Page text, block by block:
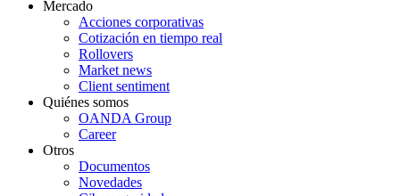
Mercado
Acciones corporativas
Cotización en tiempo real
Rollovers
Market news
Client sentiment
Quiénes somos
OANDA Group
Career
Otros
Documentos
Novedades